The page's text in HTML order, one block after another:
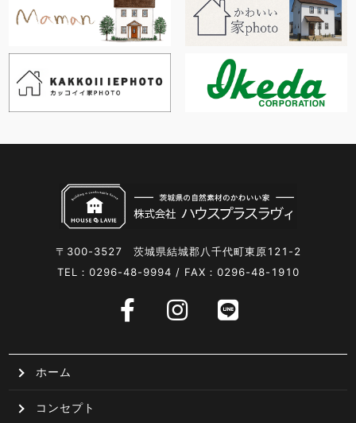
〒300-3527 茨城県結城郡八千代町東原121-2
TEL：0296-48-9994 / FAX：0296-48-1910
ホーム
コンセプト